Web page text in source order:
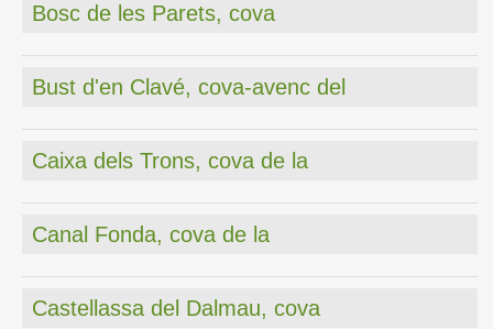
Bosc de les Parets, cova
Bust d'en Clavé, cova-avenc del
Caixa dels Trons, cova de la
Canal Fonda, cova de la
Castellassa del Dalmau, cova